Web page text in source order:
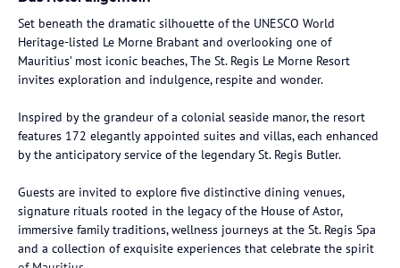
Set beneath the dramatic silhouette of the UNESCO World
Heritage-listed Le Morne Brabant and overlooking one of
Mauritius’ most iconic beaches, The St. Regis Le Morne Resort
invites exploration and indulgence, respite and wonder.
Inspired by the grandeur of a colonial seaside manor, the resort
features 172 elegantly appointed suites and villas, each enhanced
by the anticipatory service of the legendary St. Regis Butler.
Guests are invited to explore five distinctive dining venues,
signature rituals rooted in the legacy of the House of Astor,
immersive family traditions, wellness journeys at the St. Regis Spa
and a collection of exquisite experiences that celebrate the spirit